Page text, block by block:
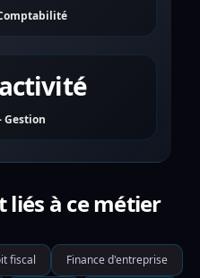
liés à ce métier
fiscal Finance d'entreprise